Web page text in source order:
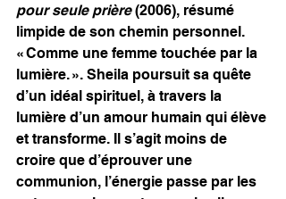
pour seule prière (2006), résumé
limpide de son chemin personnel.
« Comme une femme touchée par la
lumière. ». Sheila poursuit sa quête
d’un idéal spirituel, à travers la
lumière d’un amour humain qui élève
et transforme. Il s’agit moins de
croire que d’éprouver une
communion, l’énergie passe par les